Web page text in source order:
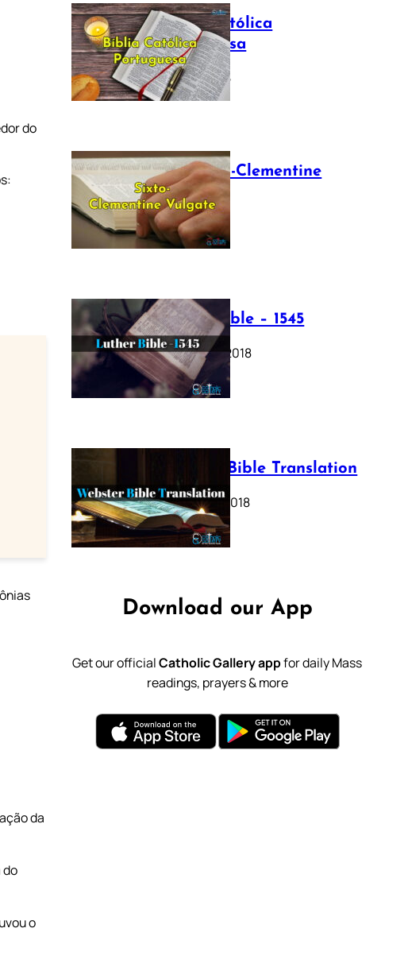
do
da
do
o
Bíblia Católica
Portuguesa
July 16, 2025
The Sixto-Clementine
Vulgate
July 12, 2025
Luther Bible – 1545
October 17, 2018
Webster Bible Translation
October 11, 2018
Download our App
Get our officialCatholic Gallery appfor daily Mass
readings, prayers & more